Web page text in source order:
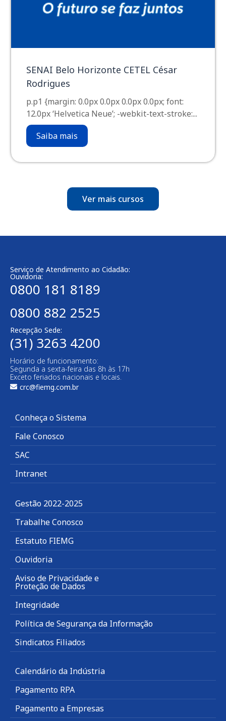
SENAI Belo Horizonte CETEL César
Rodrigues
p.p1 {margin: 0.0px 0.0px 0.0px 0.0px; font:
12.0px ‘Helvetica Neue’; -webkit-text-stroke:...
Saiba mais
Ver mais cursos
Serviço de Atendimento ao Cidadão:
Ouvidoria:
0800 181 8189
0800 882 2525
Recepção Sede:
(31) 3263 4200
Horário de funcionamento:
Segunda a sexta-feira das 8h às 17h
Exceto feriados nacionais e locais.
crc@fiemg.com.br
Conheça o Sistema
Fale Conosco
SAC
Intranet
Gestão 2022-2025
Trabalhe Conosco
Estatuto FIEMG
Ouvidoria
Aviso de Privacidade e
Proteção de Dados
Integridade
Política de Segurança da Informação
Sindicatos Filiados
Calendário da Indústria
Pagamento RPA
Pagamento a Empresas